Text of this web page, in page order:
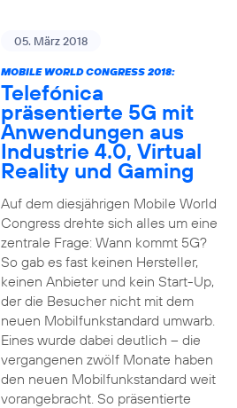
05. März 2018
MOBILE WORLD CONGRESS 2018:
Telefónica
präsentierte 5G mit
Anwendungen aus
Industrie 4.0, Virtual
Reality und Gaming
Auf dem diesjährigen Mobile World
Congress drehte sich alles um eine
zentrale Frage: Wann kommt 5G?
So gab es fast keinen Hersteller,
keinen Anbieter und kein Start-Up,
der die Besucher nicht mit dem
neuen Mobilfunkstandard umwarb.
Eines wurde dabei deutlich – die
vergangenen zwölf Monate haben
den neuen Mobilfunkstandard weit
vorangebracht. So präsentierte